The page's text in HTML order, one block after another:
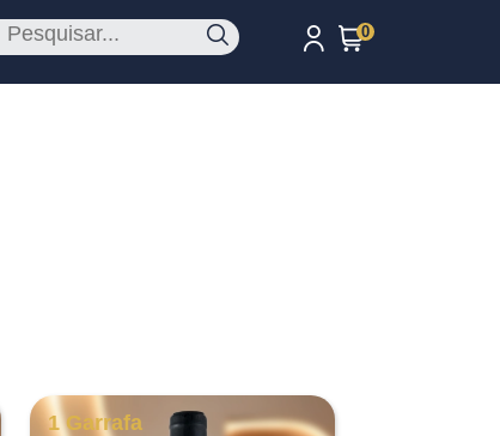
0
1 Garrafa